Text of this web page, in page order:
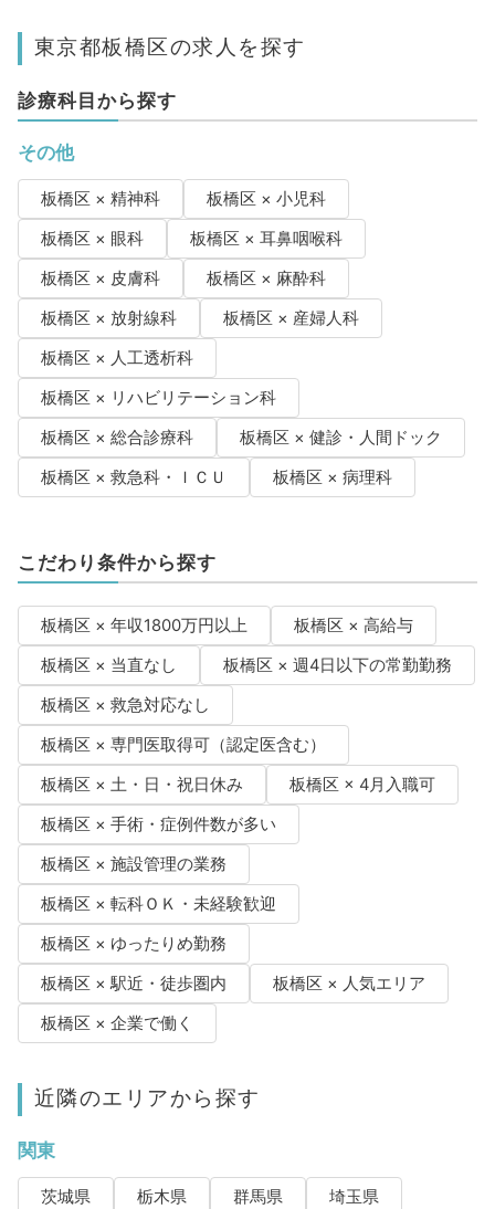
東京都板橋区の求人を探す
診療科目から探す
その他
板橋区 × 精神科
板橋区 × 小児科
板橋区 × 眼科
板橋区 × 耳鼻咽喉科
板橋区 × 皮膚科
板橋区 × 麻酔科
板橋区 × 放射線科
板橋区 × 産婦人科
板橋区 × 人工透析科
板橋区 × リハビリテーション科
板橋区 × 総合診療科
板橋区 × 健診・人間ドック
板橋区 × 救急科・ＩＣＵ
板橋区 × 病理科
こだわり条件から探す
板橋区 × 年収1800万円以上
板橋区 × 高給与
板橋区 × 当直なし
板橋区 × 週4日以下の常勤勤務
板橋区 × 救急対応なし
板橋区 × 専門医取得可（認定医含む）
板橋区 × 土・日・祝日休み
板橋区 × 4月入職可
板橋区 × 手術・症例件数が多い
板橋区 × 施設管理の業務
板橋区 × 転科ＯＫ・未経験歓迎
板橋区 × ゆったりめ勤務
板橋区 × 駅近・徒歩圏内
板橋区 × 人気エリア
板橋区 × 企業で働く
近隣のエリアから探す
関東
茨城県 栃木県 群馬県
埼玉県